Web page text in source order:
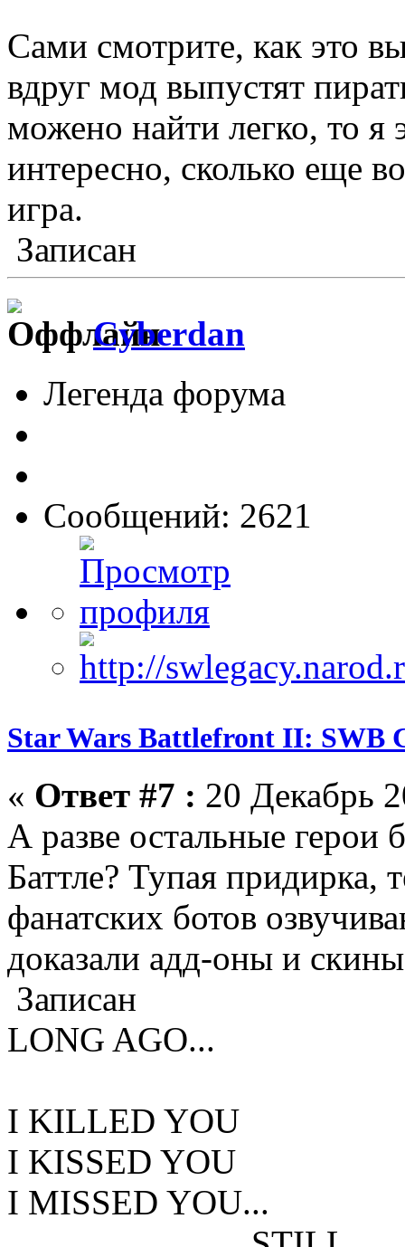
Сами смотрите, как это
вдруг мод выпустят
можено найти легко, то я
интересно, сколько еще
игра.
Записан
Cyberdan
Легенда форума
Сообщений: 2621
Star Wars Battlefront II: SWB
« Ответ #7 : 20 Декабрь
А разве остальные герои
Баттле? Тупая придирка,
фанатских ботов
доказали адд-оны и
Записан
LONG AGO...
I KILLED YOU
I KISSED YOU
I MISSED YOU...